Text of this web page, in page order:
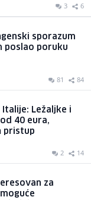
3 6
sporazum
poslao poruku
81 84
Ležaljke i
40 eura,
pristup
2 14
za